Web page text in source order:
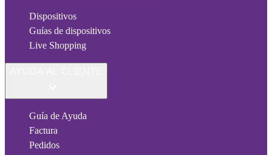
Dispositivos
Guías de dispositivos
Live Shopping
Guía de Ayuda
Factura
Pedidos